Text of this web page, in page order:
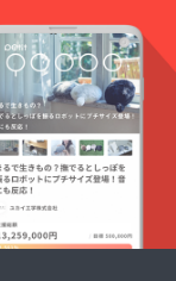
製のア
クリル
コマに
なりま
す。 ★
お願い
★ 支援
時の
「備考
以下の2
項目を
ご記入
トにな
りま
す。
「アク
リル製
デッキ
スタン
ド」 悪
魔とロ
リータ
の山札
をセッ
部/ブ
ラック
Bパ
ターン-
ボディ/
グレー
（Pepp
er）＋
デザイ
ン部/ブ
ラック
ボ
デザイ
ン部/ブ
ラック
ボ
ディ：
コン
フォー
トカ
ラーズ
イTシャ
or M or
L or XL
カ
ラー：
Aパ
ターン-
ボディ/
ホワイ
ト
）＋デ
ザイン
部/ブ